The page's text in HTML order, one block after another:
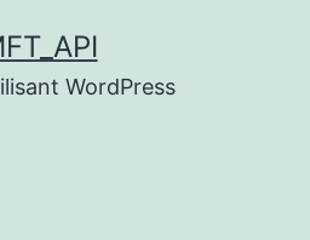
WordPress